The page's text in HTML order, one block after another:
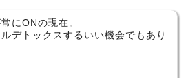
にONの現在。
デトックスするいい機会でもあり